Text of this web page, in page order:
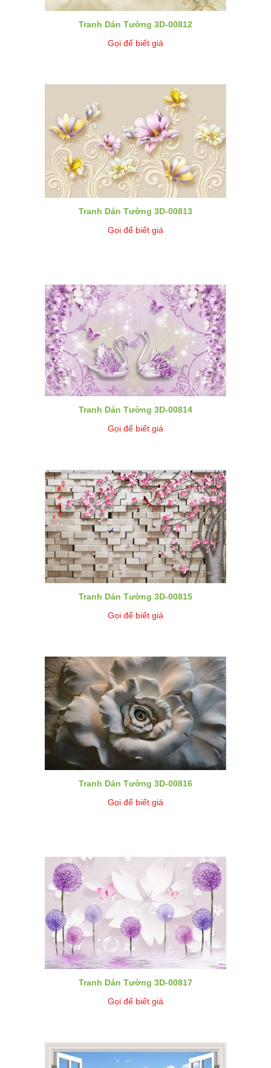
Tranh Dán Tường 3D-00812
Gọi để biết giá
Tranh Dán Tường 3D-00813
Gọi để biết giá
Tranh Dán Tường 3D-00814
Gọi để biết giá
Tranh Dán Tường 3D-00815
Gọi để biết giá
Tranh Dán Tường 3D-00816
Gọi để biết giá
Tranh Dán Tường 3D-00817
Gọi để biết giá